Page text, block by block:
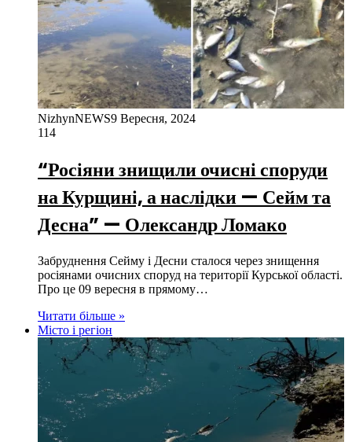
NizhynNEWS9 Вересня, 2024
114
“Росіяни знищили очисні споруди
на Курщині, а наслідки — Сейм та
Десна” — Олександр Ломако
Забруднення Сейму і Десни сталося через знищення
росіянами очисних споруд на території Курської області.
Про це 09 вересня в прямому…
Читати більше »
Місто і регіон